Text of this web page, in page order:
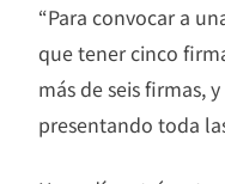
“Para convocar a
que tener cinco
más de seis firmas,
presentando toda